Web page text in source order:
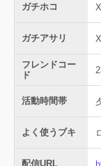
ガチホコ X
ガチアサリ X
フレンドコー
ド
活動時間帯
よく使うブキ
配信URL